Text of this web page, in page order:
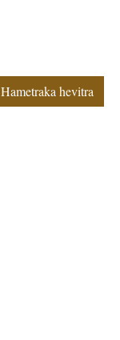
Hametraka hevitra